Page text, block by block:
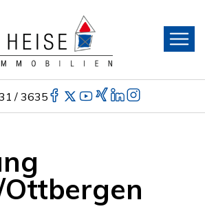
/ 3635